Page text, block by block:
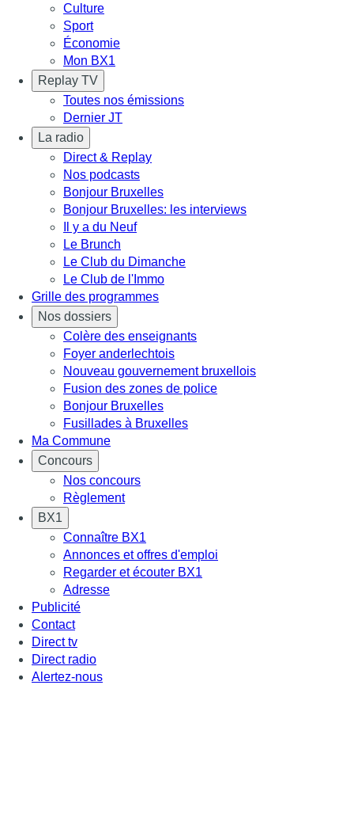
Culture
Sport
Économie
Mon BX1
Replay TV
Toutes nos émissions
Dernier JT
La radio
Direct & Replay
Nos podcasts
Bonjour Bruxelles
Bonjour Bruxelles: les interviews
Il y a du Neuf
Le Brunch
Le Club du Dimanche
Le Club de l'Immo
Grille des programmes
Nos dossiers
Colère des enseignants
Foyer anderlechtois
Nouveau gouvernement bruxellois
Fusion des zones de police
Bonjour Bruxelles
Fusillades à Bruxelles
Ma Commune
Concours
Nos concours
Règlement
BX1
Connaître BX1
Annonces et offres d'emploi
Regarder et écouter BX1
Adresse
Publicité
Contact
Direct tv
Direct radio
Alertez-nous